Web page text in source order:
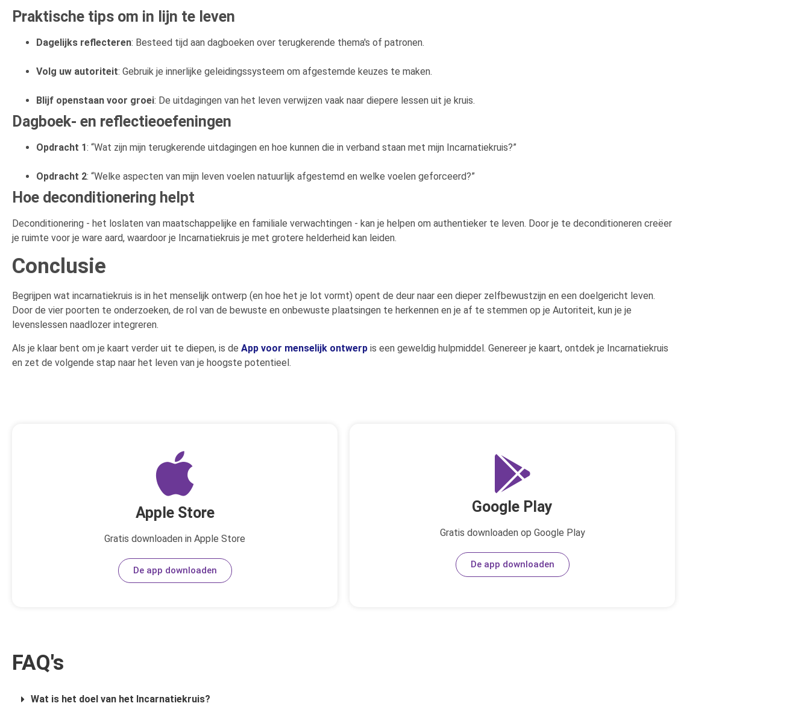
Praktische tips om in lijn te leven
Dagelijks reflecteren: Besteed tijd aan dagboeken over terugkerende thema's of patronen.
Volg uw autoriteit: Gebruik je innerlijke geleidingssysteem om afgestemde keuzes te maken.
Blijf openstaan voor groei: De uitdagingen van het leven verwijzen vaak naar diepere lessen uit je kruis.
Dagboek- en reflectieoefeningen
Opdracht 1: “Wat zijn mijn terugkerende uitdagingen en hoe kunnen die in verband staan met mijn Incarnatiekruis?”
Opdracht 2: “Welke aspecten van mijn leven voelen natuurlijk afgestemd en welke voelen geforceerd?”
Hoe deconditionering helpt
Deconditionering - het loslaten van maatschappelijke en familiale verwachtingen - kan je helpen om authentieker te leven. Door je te deconditioneren creëer
je ruimte voor je ware aard, waardoor je Incarnatiekruis je met grotere helderheid kan leiden.
Conclusie
Begrijpen wat incarnatiekruis is in het menselijk ontwerp (en hoe het je lot vormt) opent de deur naar een dieper zelfbewustzijn en een doelgericht leven.
Door de vier poorten te onderzoeken, de rol van de bewuste en onbewuste plaatsingen te herkennen en je af te stemmen op je Autoriteit, kun je je
levenslessen naadlozer integreren.
Als je klaar bent om je kaart verder uit te diepen, is de App voor menselijk ontwerp is een geweldig hulpmiddel. Genereer je kaart, ontdek je Incarnatiekruis
en zet de volgende stap naar het leven van je hoogste potentieel.
Apple Store
Gratis downloaden in Apple Store
De app downloaden
Google Play
Gratis downloaden op Google Play
De app downloaden
FAQ's
Wat is het doel van het Incarnatiekruis?